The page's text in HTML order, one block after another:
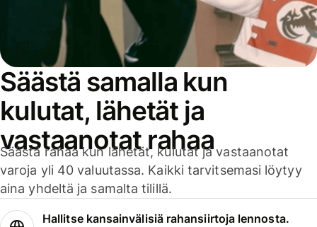
Säästä samalla kun
kulutat, lähetät ja
vastaanotat rahaa
Säästä rahaa kun lähetät, kulutat ja vastaanotat
varoja yli 40 valuutassa. Kaikki tarvitsemasi löytyy
aina yhdeltä ja samalta tilillä.
Hallitse kansainvälisiä rahansiirtoja lennosta.